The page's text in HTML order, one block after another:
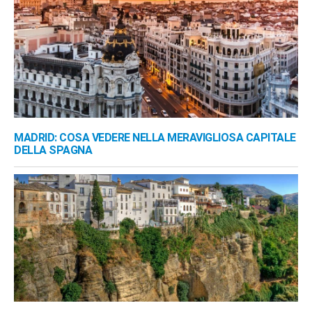
MADRID: COSA VEDERE NELLA MERAVIGLIOSA CAPITALE
DELLA SPAGNA